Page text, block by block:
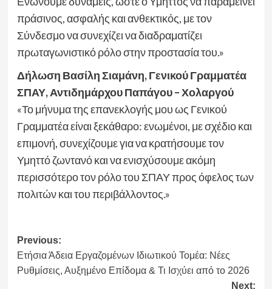
πράσινος, ασφαλής και ανθεκτικός, με τον
Σύνδεσμο να συνεχίζει να διαδραματίζει
πρωταγωνιστικό ρόλο στην προστασία του.»
Δήλωση Βασίλη Σιαμάνη, Γενικού Γραμματέα
ΣΠΑΥ, Αντιδημάρχου Παπάγου – Χολαργού
«Το μήνυμα της επανεκλογής μου ως Γενικού
Γραμματέα είναι ξεκάθαρο: ενωμένοι, με σχέδιο και
επιμονή, συνεχίζουμε για να κρατήσουμε τον
Υμηττό ζωντανό και να ενισχύσουμε ακόμη
περισσότερο τον ρόλο του ΣΠΑΥ προς όφελος των
πολιτών και του περιβάλλοντος.»
Post
navigation
Previous:
Ετήσια Άδεια Εργαζομένων Ιδιωτικού Τομέα: Νέες
Ρυθμίσεις, Αυξημένο Επίδομα & Τι Ισχύει από το 2026
Next: